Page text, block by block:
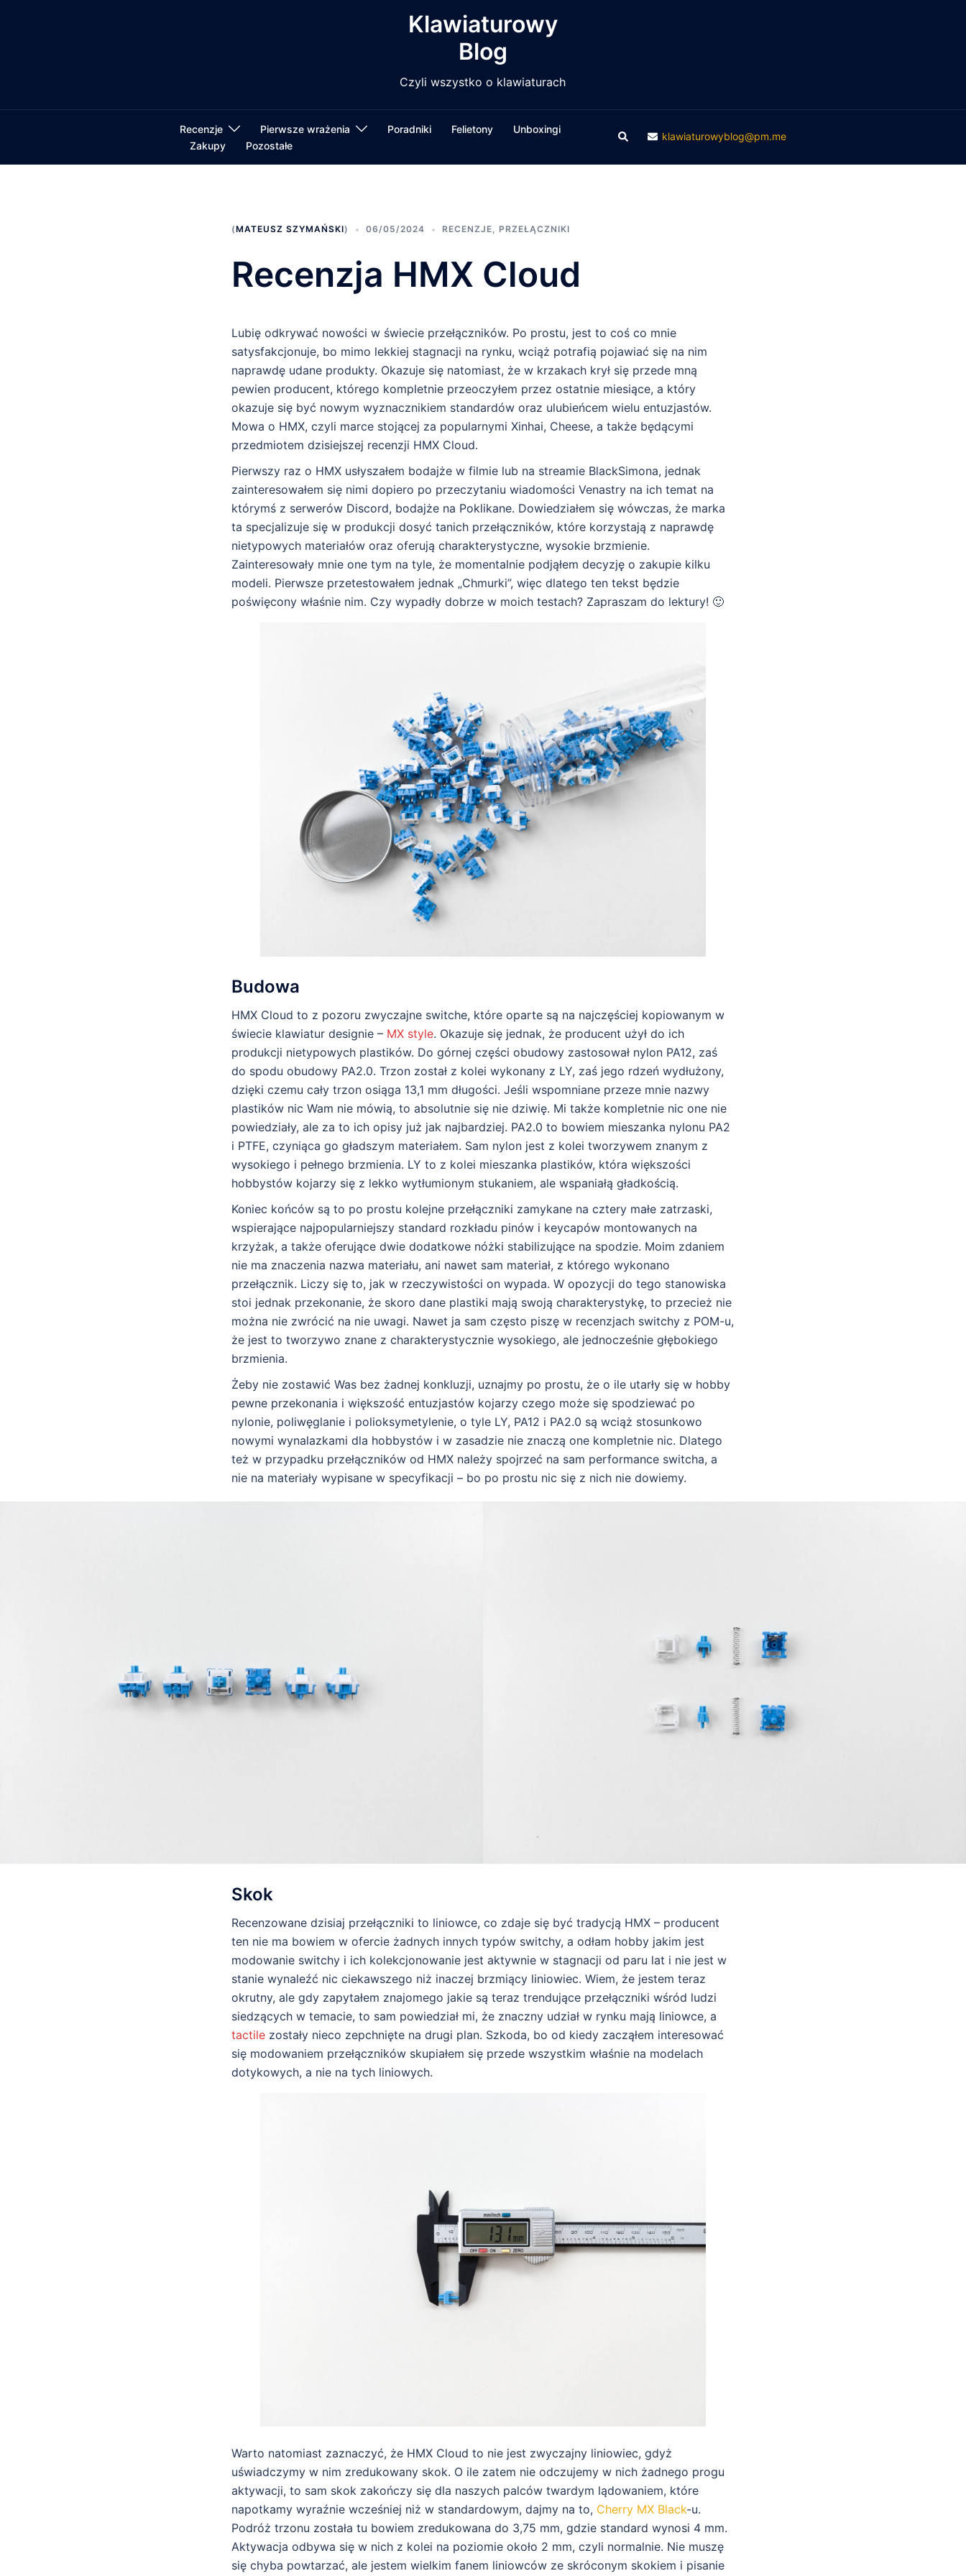
Klawiaturowy
Blog
Czyli wszystko o klawiaturach
Recenzje Pierwsze wrażenia Poradniki Felietony
Unboxingi
Zakupy
Pozostałe
Wyszukiwanieklawiaturowyblog@pm.me
(MATEUSZ SZYMAŃSKI) 06/05/2024 RECENZJE, PRZEŁĄCZNIKI
Recenzja HMX Cloud
Lubię odkrywać nowości w świecie przełączników. Po prostu, jest to coś co mnie
satysfakcjonuje, bo mimo lekkiej stagnacji na rynku, wciąż potrafią pojawiać się na nim
naprawdę udane produkty. Okazuje się natomiast, że w krzakach krył się przede mną
pewien producent, którego kompletnie przeoczyłem przez ostatnie miesiące, a który
okazuje się być nowym wyznacznikiem standardów oraz ulubieńcem wielu entuzjastów.
Mowa o HMX, czyli marce stojącej za popularnymi Xinhai, Cheese, a także będącymi
przedmiotem dzisiejszej recenzji HMX Cloud.
Pierwszy raz o HMX usłyszałem bodajże w filmie lub na streamie BlackSimona, jednak
zainteresowałem się nimi dopiero po przeczytaniu wiadomości Venastry na ich temat na
którymś z serwerów Discord, bodajże na Poklikane. Dowiedziałem się wówczas, że marka
ta specjalizuje się w produkcji dosyć tanich przełączników, które korzystają z naprawdę
nietypowych materiałów oraz oferują charakterystyczne, wysokie brzmienie.
Zainteresowały mnie one tym na tyle, że momentalnie podjąłem decyzję o zakupie kilku
modeli. Pierwsze przetestowałem jednak „Chmurki”, więc dlatego ten tekst będzie
poświęcony właśnie nim. Czy wypadły dobrze w moich testach? Zapraszam do lektury! 🙂
Budowa
HMX Cloud to z pozoru zwyczajne switche, które oparte są na najczęściej kopiowanym w
świecie klawiatur designie – MX style. Okazuje się jednak, że producent użył do ich
produkcji nietypowych plastików. Do górnej części obudowy zastosował nylon PA12, zaś
do spodu obudowy PA2.0. Trzon został z kolei wykonany z LY, zaś jego rdzeń wydłużony,
dzięki czemu cały trzon osiąga 13,1 mm długości. Jeśli wspomniane przeze mnie nazwy
plastików nic Wam nie mówią, to absolutnie się nie dziwię. Mi także kompletnie nic one nie
powiedziały, ale za to ich opisy już jak najbardziej. PA2.0 to bowiem mieszanka nylonu PA2
i PTFE, czyniąca go gładszym materiałem. Sam nylon jest z kolei tworzywem znanym z
wysokiego i pełnego brzmienia. LY to z kolei mieszanka plastików, która większości
hobbystów kojarzy się z lekko wytłumionym stukaniem, ale wspaniałą gładkością.
Koniec końców są to po prostu kolejne przełączniki zamykane na cztery małe zatrzaski,
wspierające najpopularniejszy standard rozkładu pinów i keycapów montowanych na
krzyżak, a także oferujące dwie dodatkowe nóżki stabilizujące na spodzie. Moim zdaniem
nie ma znaczenia nazwa materiału, ani nawet sam materiał, z którego wykonano
przełącznik. Liczy się to, jak w rzeczywistości on wypada. W opozycji do tego stanowiska
stoi jednak przekonanie, że skoro dane plastiki mają swoją charakterystykę, to przecież nie
można nie zwrócić na nie uwagi. Nawet ja sam często piszę w recenzjach switchy z POM-u,
że jest to tworzywo znane z charakterystycznie wysokiego, ale jednocześnie głębokiego
brzmienia.
Żeby nie zostawić Was bez żadnej konkluzji, uznajmy po prostu, że o ile utarły się w hobby
pewne przekonania i większość entuzjastów kojarzy czego może się spodziewać po
nylonie, poliwęglanie i polioksymetylenie, o tyle LY, PA12 i PA2.0 są wciąż stosunkowo
nowymi wynalazkami dla hobbystów i w zasadzie nie znaczą one kompletnie nic. Dlatego
też w przypadku przełączników od HMX należy spojrzeć na sam performance switcha, a
nie na materiały wypisane w specyfikacji – bo po prostu nic się z nich nie dowiemy.
Skok
Recenzowane dzisiaj przełączniki to liniowce, co zdaje się być tradycją HMX – producent
ten nie ma bowiem w ofercie żadnych innych typów switchy, a odłam hobby jakim jest
modowanie switchy i ich kolekcjonowanie jest aktywnie w stagnacji od paru lat i nie jest w
stanie wynaleźć nic ciekawszego niż inaczej brzmiący liniowiec. Wiem, że jestem teraz
okrutny, ale gdy zapytałem znajomego jakie są teraz trendujące przełączniki wśród ludzi
siedzących w temacie, to sam powiedział mi, że znaczny udział w rynku mają liniowce, a
tactile zostały nieco zepchnięte na drugi plan. Szkoda, bo od kiedy zacząłem interesować
się modowaniem przełączników skupiałem się przede wszystkim właśnie na modelach
dotykowych, a nie na tych liniowych.
Warto natomiast zaznaczyć, że HMX Cloud to nie jest zwyczajny liniowiec, gdyż
uświadczymy w nim zredukowany skok. O ile zatem nie odczujemy w nich żadnego progu
aktywacji, to sam skok zakończy się dla naszych palców twardym lądowaniem, które
napotkamy wyraźnie wcześniej niż w standardowym, dajmy na to, Cherry MX Black-u.
Podróż trzonu została tu bowiem zredukowana do 3,75 mm, gdzie standard wynosi 4 mm.
Aktywacja odbywa się w nich z kolei na poziomie około 2 mm, czyli normalnie. Nie muszę
się chyba powtarzać, ale jestem wielkim fanem liniowców ze skróconym skokiem i pisanie